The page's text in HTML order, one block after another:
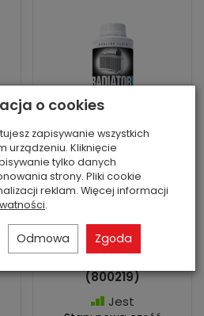
Płyn do chłodnic
IPONE 800930 1L
(800219)
Jest
o cookies
zapisywanie wszystkich
urządzeniu. Kliknięcie
tylko danych
strony. Pliki cookie
reklam. Więcej informacji
.
Odmowa Zgoda